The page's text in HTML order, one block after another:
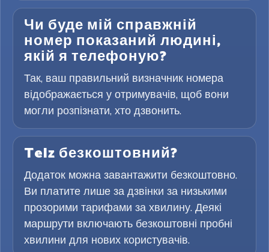
Чи буде мій справжній
номер показаний людині,
якій я телефоную?
Так, ваш правильний визначник номера
відображається у отримувачів, щоб вони
могли розпізнати, хто дзвонить.
Telz безкоштовний?
Додаток можна завантажити безкоштовно.
Ви платите лише за дзвінки за низькими
прозорими тарифами за хвилину. Деякі
маршрути включають безкоштовні пробні
хвилини для нових користувачів.